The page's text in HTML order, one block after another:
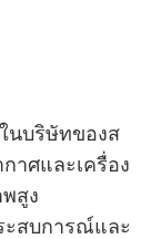
นบริษัทของส
าศและเครื่อง
สูง
สบการณ์และ